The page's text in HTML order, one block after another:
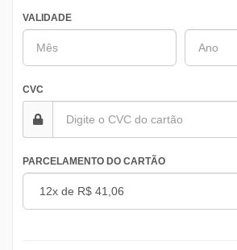
VALIDADE
CVC
PARCELAMENTO DO CARTÃO